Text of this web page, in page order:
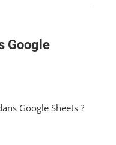
Google
Google Sheets ?